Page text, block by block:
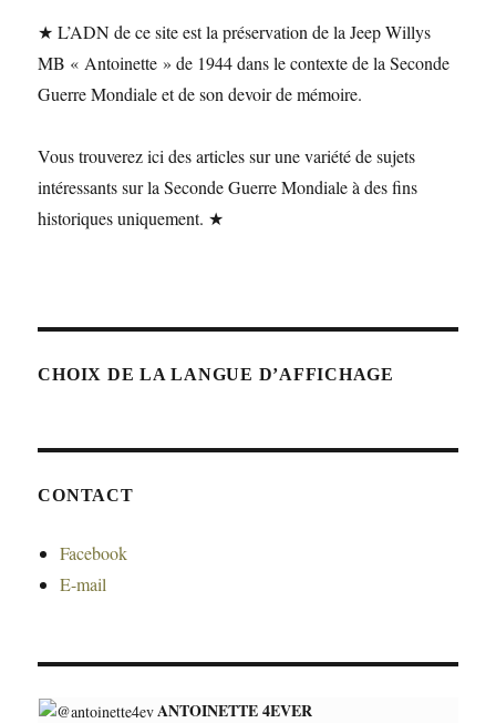
★ L’ADN de ce site est la préservation de la Jeep Willys
MB « Antoinette » de 1944 dans le contexte de la Seconde
Guerre Mondiale et de son devoir de mémoire.
Vous trouverez ici des articles sur une variété de sujets
intéressants sur la Seconde Guerre Mondiale à des fins
historiques uniquement. ★
CHOIX DE LA LANGUE D’AFFICHAGE
CONTACT
Facebook
E-mail
ANTOINETTE 4EVER